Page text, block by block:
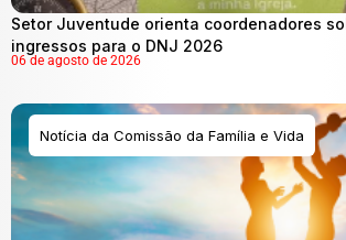
Setor Juventude orienta coordenadores
ingressos para o DNJ 2026
06 de agosto de 2026
Notícia da Comissão da Família e Vida